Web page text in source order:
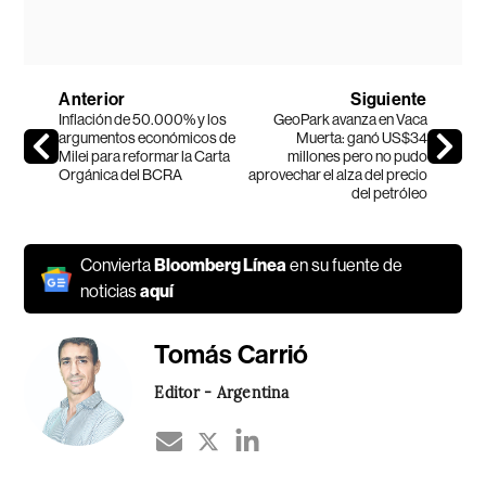
Anterior
Inflación de 50.000% y los
argumentos económicos de
Milei para reformar la Carta
Orgánica del BCRA
Siguiente
GeoPark avanza en Vaca
Muerta: ganó US$34
millones pero no pudo
aprovechar el alza del precio
del petróleo
Convierta Bloomberg Líneaen su fuente de
noticiasaquí
Tomás Carrió
Editor - Argentina